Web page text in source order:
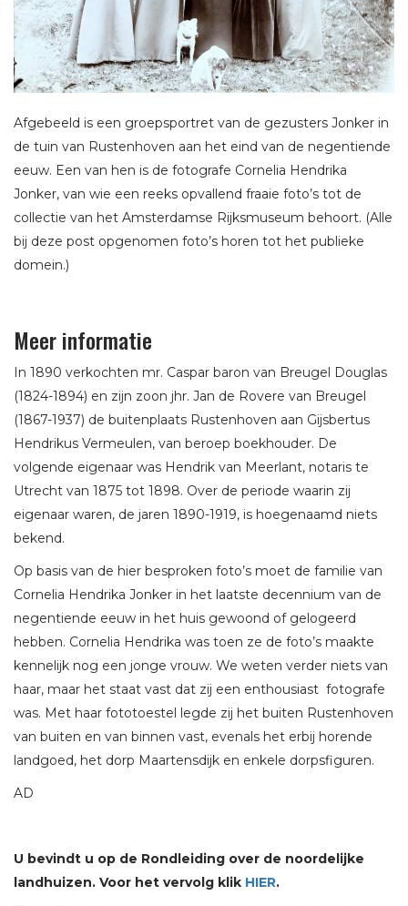
Afgebeeld is een groepsportret van de gezusters Jonker in
de tuin van Rustenhoven aan het eind van de negentiende
eeuw. Een van hen is de fotografe Cornelia Hendrika
Jonker, van wie een reeks opvallend fraaie foto’s tot de
collectie van het Amsterdamse Rijksmuseum behoort. (Alle
bij deze post opgenomen foto’s horen tot het publieke
domein.)
Meer informatie
In 1890 verkochten mr. Caspar baron van Breugel Douglas
(1824-1894) en zijn zoon jhr. Jan de Rovere van Breugel
(1867-1937) de buitenplaats Rustenhoven aan Gijsbertus
Hendrikus Vermeulen, van beroep boekhouder. De
volgende eigenaar was Hendrik van Meerlant, notaris te
Utrecht van 1875 tot 1898. Over de periode waarin zij
eigenaar waren, de jaren 1890-1919, is hoegenaamd niets
bekend.
Op basis van de hier besproken foto’s moet de familie van
Cornelia Hendrika Jonker in het laatste decennium van de
negentiende eeuw in het huis gewoond of gelogeerd
hebben. Cornelia Hendrika was toen ze de foto’s maakte
kennelijk nog een jonge vrouw. We weten verder niets van
haar, maar het staat vast dat zij een enthousiast fotografe
was. Met haar fototoestel legde zij het buiten Rustenhoven
van buiten en van binnen vast, evenals het erbij horende
landgoed, het dorp Maartensdijk en enkele dorpsfiguren.
AD
U bevindt u op de Rondleiding over de noordelijke
landhuizen. Voor het vervolg klik HIER.